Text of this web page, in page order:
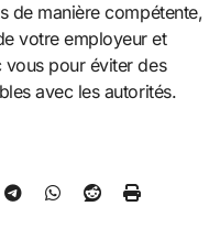
de manière compétente,
votre employeur et
vous pour éviter des
avec les autorités.